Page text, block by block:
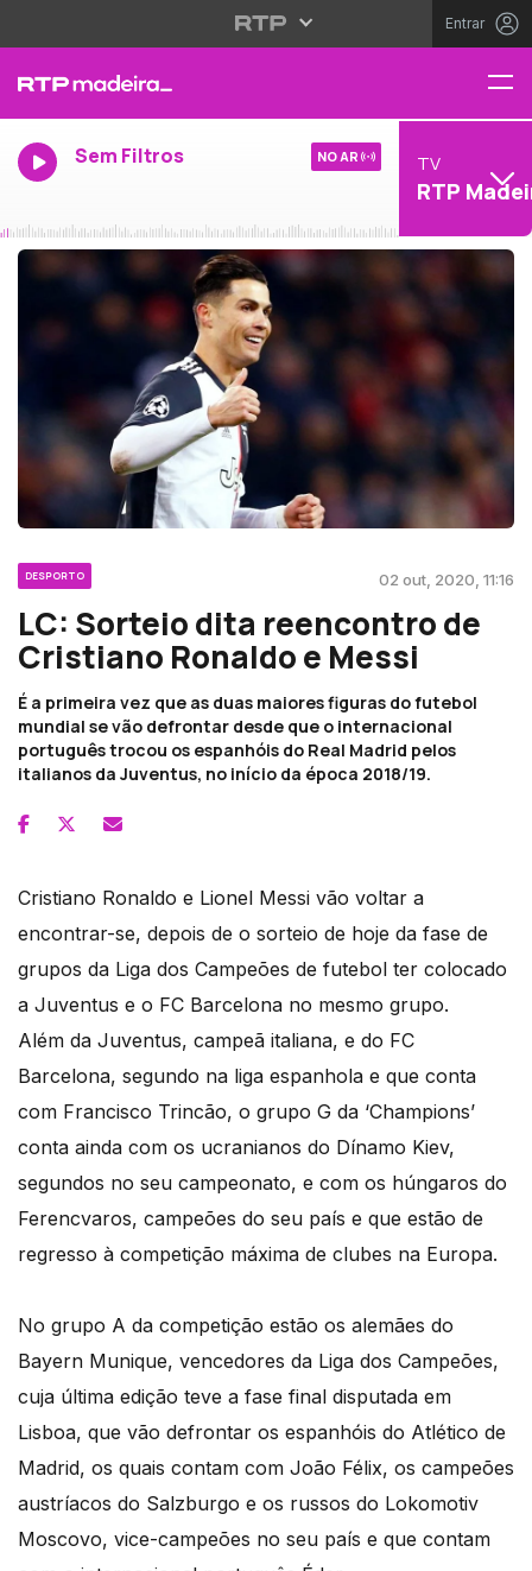
Entrar
Sem Filtros NO AR TV
RTP
DESPORTO 02 out, 2020, 11:16
LC: Sorteio dita reencontro de
Cristiano Ronaldo e Messi
É a primeira vez que as duas maiores figuras do futebol
mundial se vão defrontar desde que o internacional
português trocou os espanhóis do Real Madrid pelos
italianos da Juventus, no início da época 2018/19.
Cristiano Ronaldo e Lionel Messi vão voltar a
encontrar-se, depois de o sorteio de hoje da fase de
grupos da Liga dos Campeões de futebol ter colocado
a Juventus e o FC Barcelona no mesmo grupo.
Além da Juventus, campeã italiana, e do FC
Barcelona, segundo na liga espanhola e que conta
com Francisco Trincão, o grupo G da ‘Champions’
conta ainda com os ucranianos do Dínamo Kiev,
segundos no seu campeonato, e com os húngaros do
Ferencvaros, campeões do seu país e que estão de
regresso à competição máxima de clubes na Europa.
No grupo A da competição estão os alemães do
Bayern Munique, vencedores da Liga dos Campeões,
cuja última edição teve a fase final disputada em
Lisboa, que vão defrontar os espanhóis do Atlético de
Madrid, os quais contam com João Félix, os campeões
austríacos do Salzburgo e os russos do Lokomotiv
Moscovo, vice-campeões no seu país e que contam